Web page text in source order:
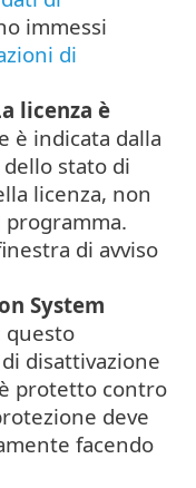
immessi
di
licenza è
è indicata dalla
stato di
licenza, non
di avviso
System
questo
disattivazione
protetto contro
deve
facendo